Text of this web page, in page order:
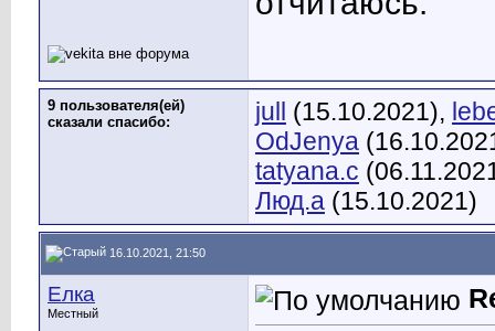
9 пользователя(ей)
сказали cпасибо:
jull (15.10.2021),
OdJenya
tatyana.c
Люд.а (15.10.2021)
16.10.2021, 21:50
Елка
Местный